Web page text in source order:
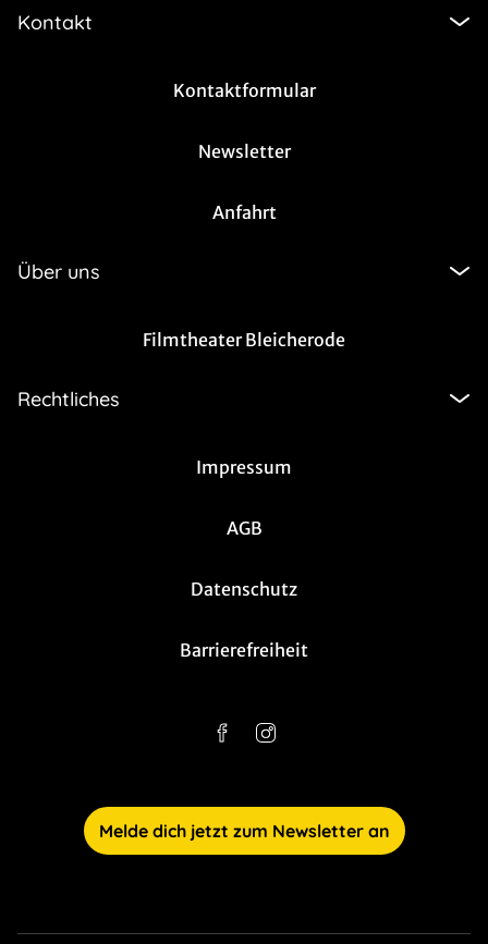
Kontakt
Kontaktformular
Newsletter
Anfahrt
Über uns
Filmtheater Bleicherode
Rechtliches
Impressum
AGB
Datenschutz
Barrierefreiheit
Melde dich jetzt zum Newsletter an